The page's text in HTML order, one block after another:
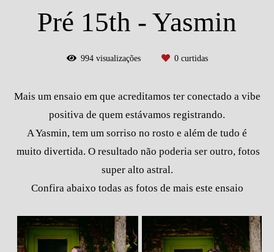
Pré 15th - Yasmin
994visualizações 0curtidas
Mais um ensaio em que acreditamos ter conectado a vibe
positiva de quem estávamos registrando.
A Yasmin, tem um sorriso no rosto e além de tudo é
muito divertida. O resultado não poderia ser outro, fotos
super alto astral.
Confira abaixo todas as fotos de mais este ensaio